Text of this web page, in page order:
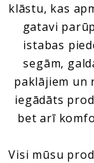
klāstu, kas
gatavi
istabas
segām,
paklājiem un
iegādāts
bet arī
Visi mūsu